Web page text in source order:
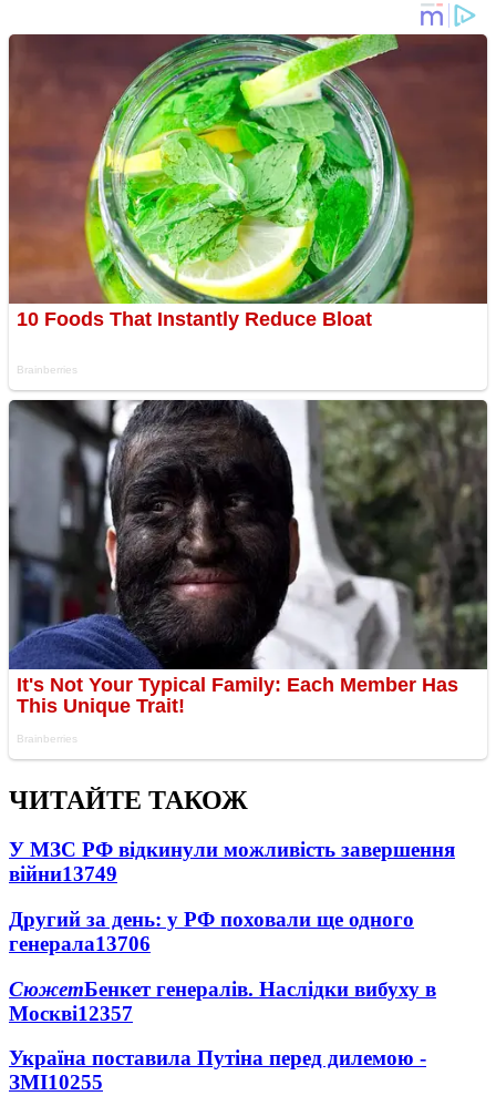
ЧИТАЙТЕ ТАКОЖ
У МЗС РФ відкинули можливість завершення
війни13749
Другий за день: у РФ поховали ще одного
генерала13706
СюжетБенкет генералів. Наслідки вибуху в
Москві12357
Україна поставила Путіна перед дилемою -
ЗМІ10255